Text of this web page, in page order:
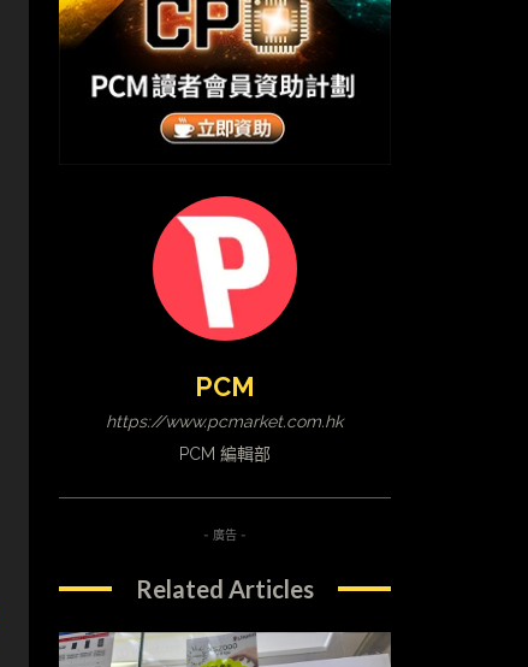
PCM
https://www.pcmarket.com.hk
PCM 編輯部
- 廣告 -
Related Articles